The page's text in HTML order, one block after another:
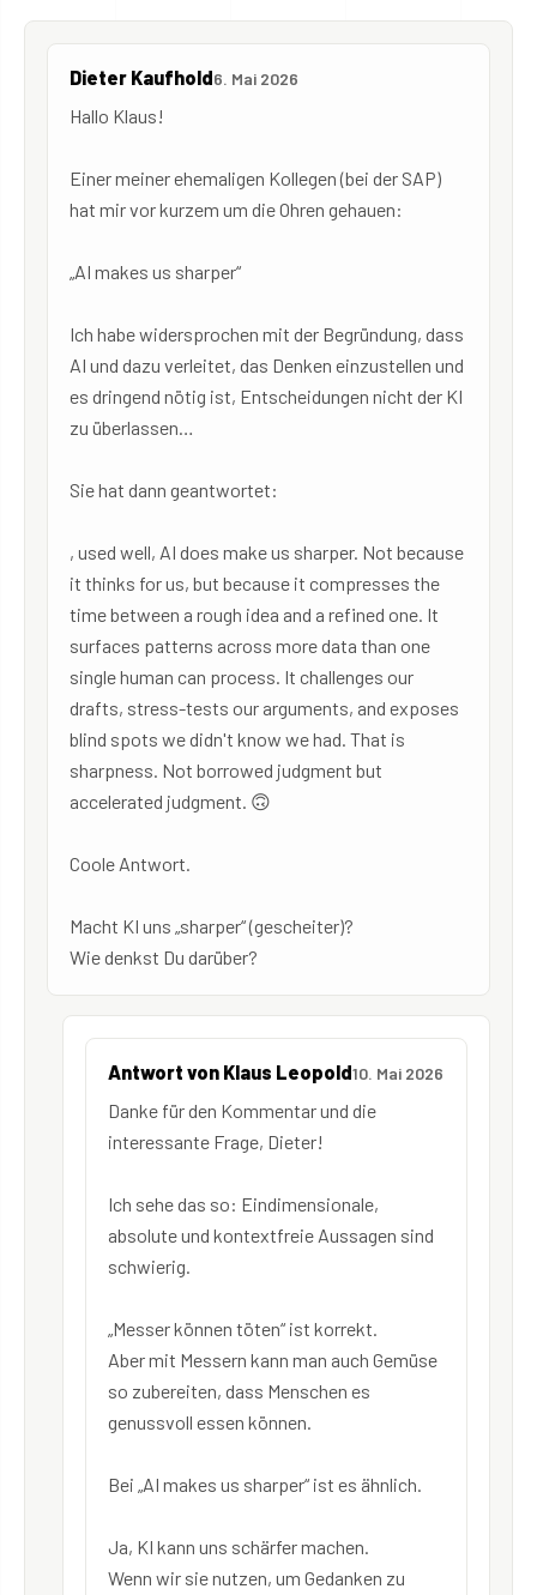
Dieter Kaufhold6. Mai 2026
Hallo Klaus!
Einer meiner ehemaligen Kollegen (bei der SAP)
hat mir vor kurzem um die Ohren gehauen:
„AI makes us sharper“
Ich habe widersprochen mit der Begründung, dass
AI und dazu verleitet, das Denken einzustellen und
es dringend nötig ist, Entscheidungen nicht der KI
zu überlassen…
Sie hat dann geantwortet:
, used well, AI does make us sharper. Not because
it thinks for us, but because it compresses the
time between a rough idea and a refined one. It
surfaces patterns across more data than one
single human can process. It challenges our
drafts, stress-tests our arguments, and exposes
blind spots we didn't know we had. That is
sharpness. Not borrowed judgment but
accelerated judgment. 🙃
Coole Antwort.
Macht KI uns „sharper“ (gescheiter)?
Wie denkst Du darüber?
Antwort von Klaus Leopold10. Mai 2026
Danke für den Kommentar und die
interessante Frage, Dieter!
Ich sehe das so: Eindimensionale,
absolute und kontextfreie Aussagen sind
schwierig.
„Messer können töten“ ist korrekt.
Aber mit Messern kann man auch Gemüse
so zubereiten, dass Menschen es
genussvoll essen können.
Bei „AI makes us sharper“ ist es ähnlich.
Ja, KI kann uns schärfer machen.
Wenn wir sie nutzen, um Gedanken zu